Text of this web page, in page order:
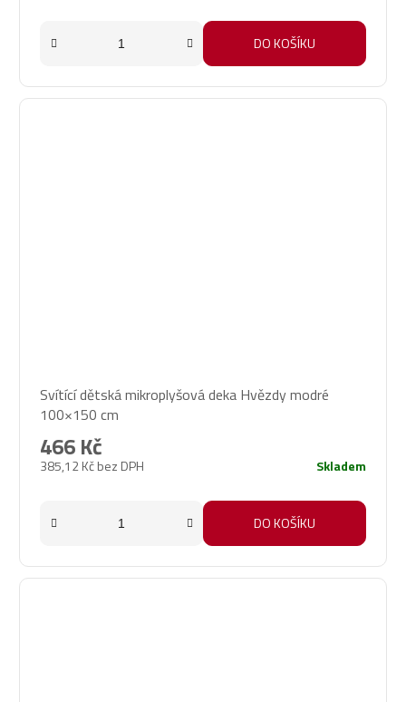
DO KOŠÍKU
Svítící dětská mikroplyšová deka Hvězdy modré
100×150 cm
385,12 Kč bez DPH
466 Kč
Skladem
DO KOŠÍKU